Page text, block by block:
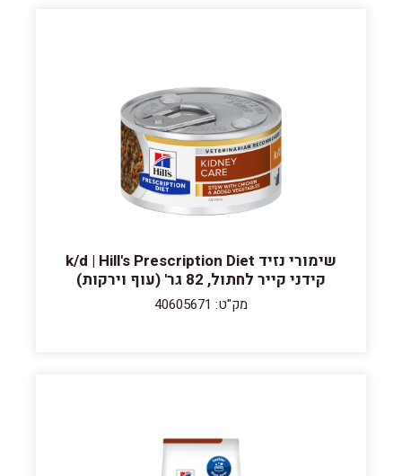
שימורי נזיד k/d | Hill's Prescription Diet
קידני קייר לחתול, 82 גר' (עוף וירקות)
מק"ט: 40605671